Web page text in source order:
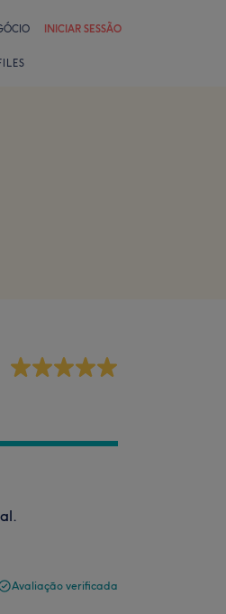
INICIAR SESSÃO
Avaliação verificada